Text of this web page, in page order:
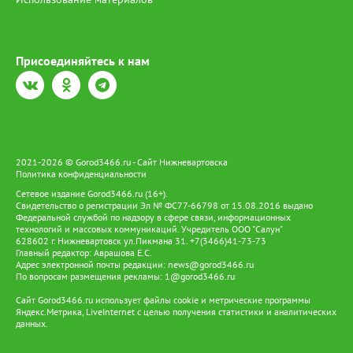
Присоединяйтесь к нам
2021-2026 © Gorod3466.ru - Сайт Нижневартовска
Политика конфиденциальности
Сетевое издание Gorod3466.ru (16+).
Свидетельство о регистрации Эл № ФС77-66798 от 15.08.2016 выдано
Федеральной службой по надзору в сфере связи, информационных
технологий и массовых коммуникаций. Учредитель ООО "Салун"
628602 г. Нижневартовск ул.Пикмана 31. +7(3466)41-73-73
Главный редактор: Аврашова Е.С.
Адрес электронной почты редакции: news@gorod3466.ru
По вопросам размещения рекламы: 1@gorod3466.ru
Сайт Gorod3466.ru использует файлы cookie и метрические программы
Яндекс.Метрика, LiveInternet с целью получения статистики и аналитических
данных.